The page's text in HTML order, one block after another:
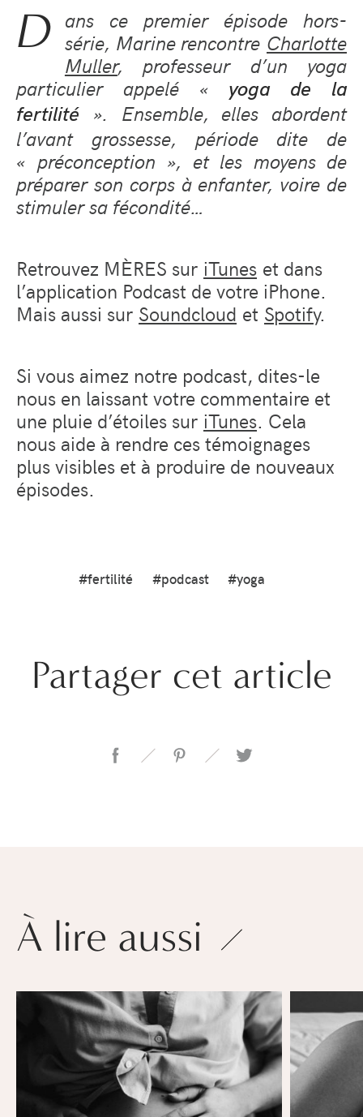
D ans ce premier épisode hors-
série, Marine rencontre Charlotte
Muller, professeur d’un yoga
particulier appelé « yoga de la
fertilité ». Ensemble, elles abordent
l’avant grossesse, période dite de
« préconception », et les moyens de
préparer son corps à enfanter, voire de
stimuler sa fécondité…
Retrouvez MÈRES sur iTunes et dans
l’application Podcast de votre iPhone.
Mais aussi sur Soundcloud et Spotify.
Si vous aimez notre podcast, dites-le
nous en laissant votre commentaire et
une pluie d’étoiles sur iTunes. Cela
nous aide à rendre ces témoignages
plus visibles et à produire de nouveaux
épisodes.
#fertilité #podcast #yoga
Partager cet article
À lire aussi